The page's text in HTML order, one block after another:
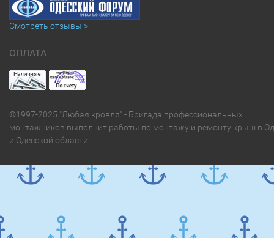
Смотреть отзывы >
ОПЛАТА
©1997-2025 "Любая кровля" - Бригада профессиональных
монтажников выполнит работы по монтажу и ремонту крыш в
и Одесской области